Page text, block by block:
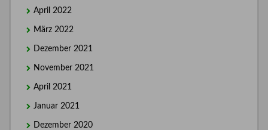
April 2022
März 2022
Dezember 2021
November 2021
April 2021
Januar 2021
Dezember 2020